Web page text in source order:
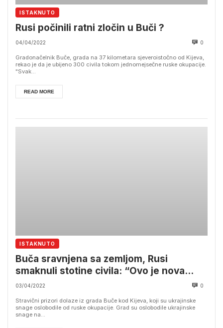
ISTAKNUTO
Rusi počinili ratni zločin u Buči ?
04/04/2022 0
Gradonačelnik Buče, grada na 37 kilometara sjeveroistočno od Kijeva,
rekao je da je ubijeno 300 civila tokom jednomejsečne ruske okupacije.
"Svak...
READ MORE
ISTAKNUTO
Buča sravnjena sa zemljom, Rusi
smaknuli stotine civila: “Ovo je nova
Srebrenica”
03/04/2022 0
Stravični prizori dolaze iz grada Buče kod Kijeva, koji su ukrajinske
snage oslobodile od ruske okupacije. Grad su oslobodile ukrajinske
snage na...